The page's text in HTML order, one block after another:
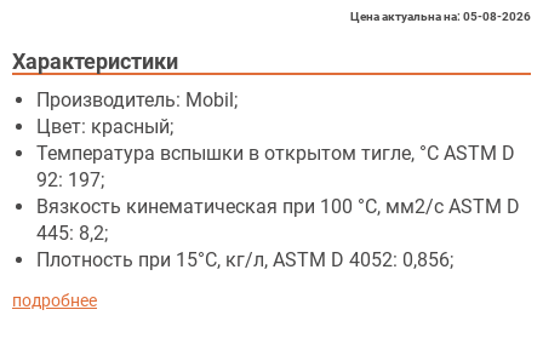
Цена актуальна на: 05-08-2026
Характеристики
Производитель: Mobil;
Цвет: красный;
Температура вспышки в открытом тигле, °C ASTM D
92: 197;
Вязкость кинематическая при 100 °C, мм2/с ASTM D
445: 8,2;
Плотность при 15°С, кг/л, ASTM D 4052: 0,856;
подробнее